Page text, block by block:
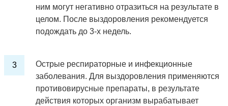
ним могут негативно отразиться на результате в
целом. После выздоровления рекомендуется
подождать до 3-х недель.
Острые респираторные и инфекционные
заболевания. Для выздоровления применяются
противовирусные препараты, в результате
действия которых организм вырабатывает